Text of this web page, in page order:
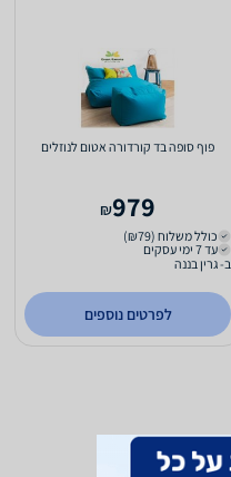
פוף סופה בד קורדורה אטום לנוזלים
979
₪
כולל משלוח (₪79)
עד 7 ימי עסקים
ב- גרין בננה
לפרטים נוספים